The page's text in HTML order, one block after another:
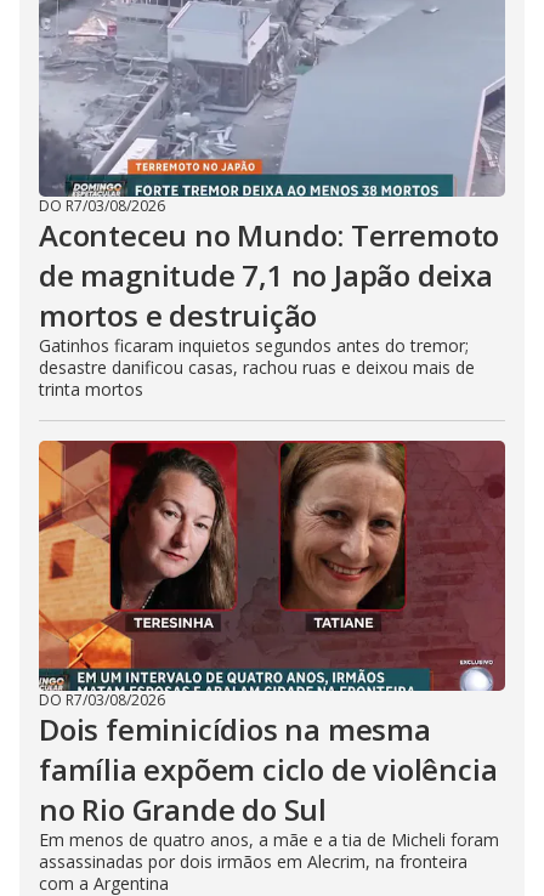
DO R7/03/08/2026
Aconteceu no Mundo: Terremoto
de magnitude 7,1 no Japão deixa
mortos e destruição
Gatinhos ficaram inquietos segundos antes do tremor;
desastre danificou casas, rachou ruas e deixou mais de
trinta mortos
DO R7/03/08/2026
Dois feminicídios na mesma
família expõem ciclo de violência
no Rio Grande do Sul
Em menos de quatro anos, a mãe e a tia de Micheli foram
assassinadas por dois irmãos em Alecrim, na fronteira
com a Argentina